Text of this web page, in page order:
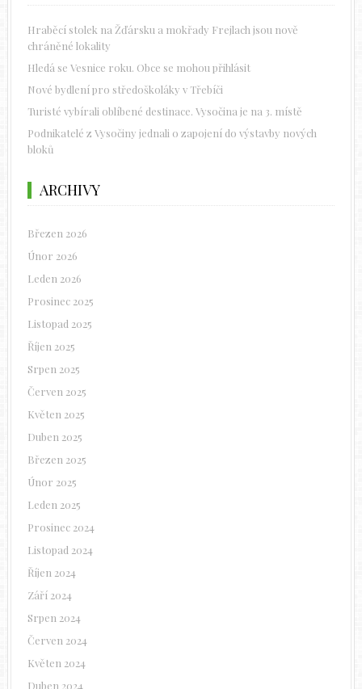
Hraběcí stolek na Žďársku a mokřady Frejlach jsou nově
chráněné lokality
Hledá se Vesnice roku. Obce se mohou přihlásit
Nové bydlení pro středoškoláky v Třebíči
Turisté vybírali oblíbené destinace. Vysočina je na 3. místě
Podnikatelé z Vysočiny jednali o zapojení do výstavby nových
bloků
ARCHIVY
Březen 2026
Únor 2026
Leden 2026
Prosinec 2025
Listopad 2025
Říjen 2025
Srpen 2025
Červen 2025
Květen 2025
Duben 2025
Březen 2025
Únor 2025
Leden 2025
Prosinec 2024
Listopad 2024
Říjen 2024
Září 2024
Srpen 2024
Červen 2024
Květen 2024
Duben 2024